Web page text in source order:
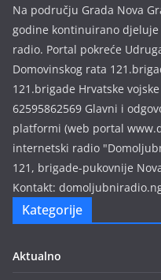
s
i
j
a
Na području Grada Nova
godine kontinuirano
radio. Portal pokreće
Domovinskog rata
121.brigade Hrvatske
62595862569 Glavni i
platformi (web portal
internetski radio
121, brigade-pukovnije
Kontakt:
Kategorije
Aktualno